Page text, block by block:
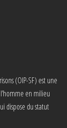
(OIP-SF) est une
en milieu
dispose du statut